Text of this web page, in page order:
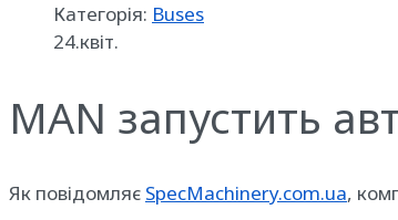
Категорія: Buses
24.квіт.
MAN запустить
Як повідомляє SpecMachinery.com.ua,